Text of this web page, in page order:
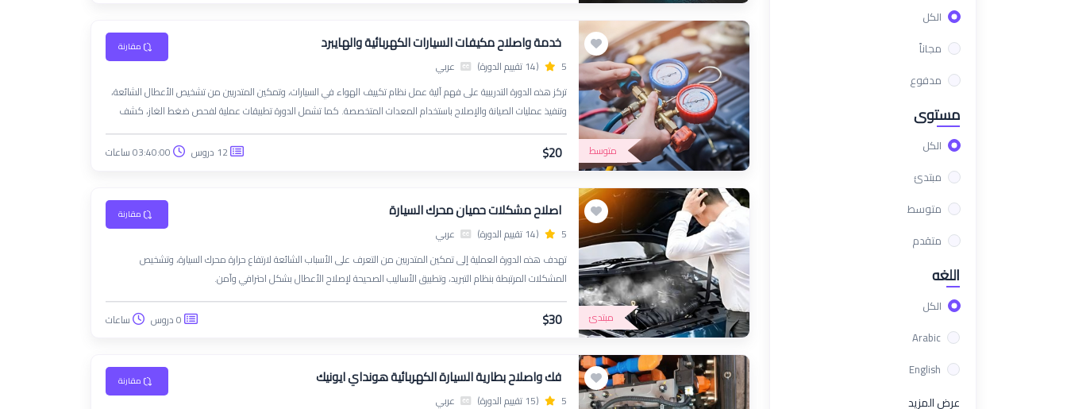
الكل
مجاناً
مدفوع
مستوى
الكل
مبتدئ
متوسط
متقدم
اللغه
الكل
Arabic
English
عرض المزيد
متوسط
خدمة واصلاح مكيفات السيارات الكهربائية والهايبرد مقارنة
5 (14 تقييم الدورة)
عربي
تركز هذه الدورة التدريبية على فهم آلية عمل نظام تكييف الهواء في السيارات، وتمكين المتدربين من تشخيص الأعطال الشائعة،
وتنفيذ عمليات الصيانة والإصلاح باستخدام المعدات المتخصصة. كما تشمل الدورة تطبيقات عملية لفحص ضغط الغاز، كشف
التسريبات، واستبدال المكونات التالفة مثل الضاغط، الكومبريسور، والفلاتر.
$20
مبتدئ
اصلاح مشكلات حميان محرك السيارة مقارنة
5 (14 تقييم الدورة)
عربي
تهدف هذه الدورة العملية إلى تمكين المتدربين من التعرف على الأسباب الشائعة لارتفاع حرارة محرك السيارة، وتشخيص
المشكلات المرتبطة بنظام التبريد، وتطبيق الأساليب الصحيحة لإصلاح الأعطال بشكل احترافي وآمن.
$30 ساعات
فك واصلاح بطارية السيارة الكهربائية هونداي ايونيك مقارنة
5 (15 تقييم الدورة)
عربي